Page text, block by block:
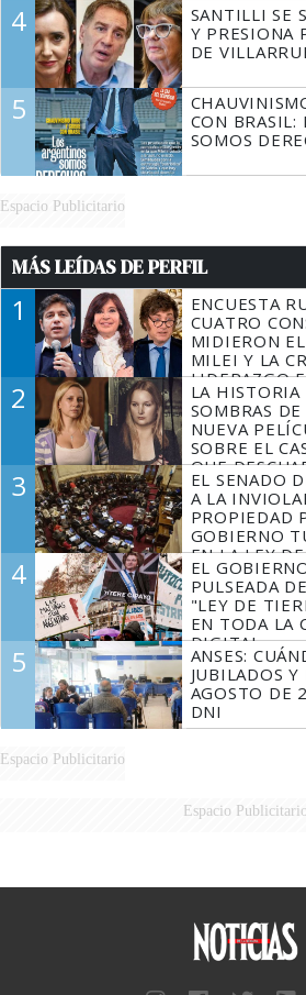
4
SANTILLI SE
Y PRESIONA
DE
5
CON BRASIL:
SOMOS
Espacio Publicitario
MÁS LEÍDAS DE PERFIL
1
ENCUESTA
CUATRO
MIDIERON
MILEI Y LA
LIDERAZGO
2
LA HISTORIA
SOMBRAS
NUEVA
SOBRE EL
QUE
MARIDO
3
EL SENADO
A LA
PROPIEDAD
GOBIERNO
EN LA LEY
FUEGO
4
EL
PULSEADA
"LEY DE
EN TODA LA
DIGITAL
5
ANSES:
JUBILADOS
AGOSTO DE
DNI
Espacio Publicitario
Espacio Publicitario